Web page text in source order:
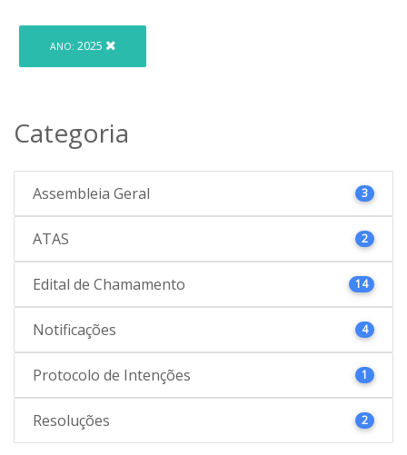
ANO: 2025
Categoria
Assembleia Geral 3
ATAS 2
Edital de Chamamento 14
Notificações 4
Protocolo de Intenções 1
Resoluções 2